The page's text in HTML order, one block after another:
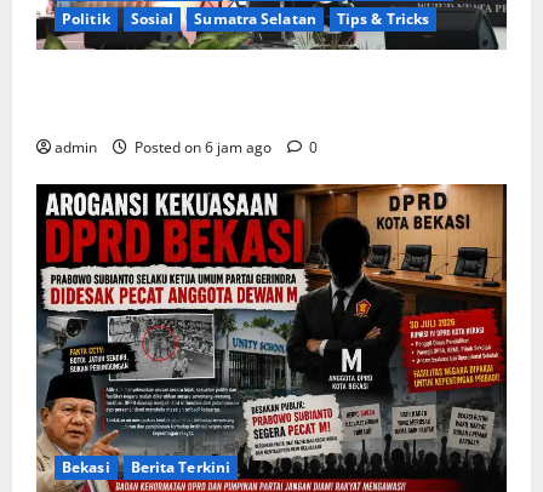
Politik
Sosial Sumatra Selatan Tips & Tricks
admin Posted on 6 jam ago 0
Bekasi Berita Terkini